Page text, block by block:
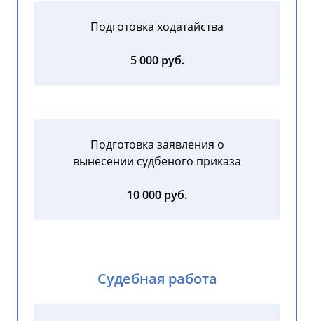
Подготовка ходатайства
5 000 руб.
Подготовка заявления о
вынесении судбеного приказа
10 000 руб.
Судебная работа